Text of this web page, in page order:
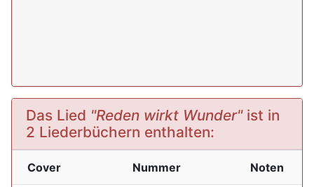
Das Lied "Reden wirkt Wunder"ist in
2 Liederbüchern enthalten:
Cover Nummer Noten